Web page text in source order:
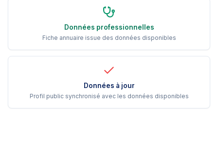
Données professionnelles
Fiche annuaire issue des données disponibles
Données à jour
Profil public synchronisé avec les données disponibles